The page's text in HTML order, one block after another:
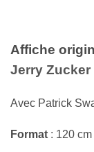
Affiche
Jerry Zucker
Avec Patrick
Format : 120